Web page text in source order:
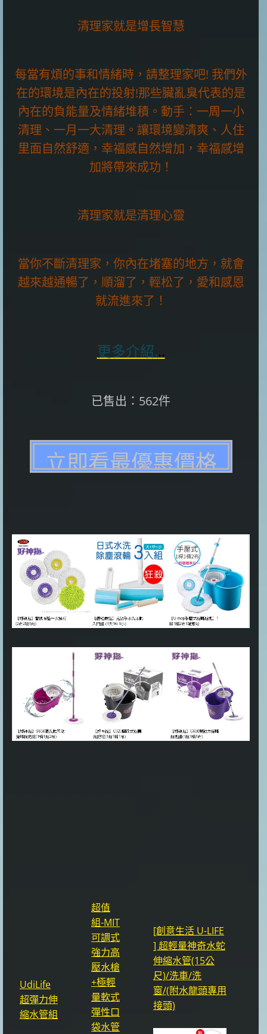
清理家就是增長智慧
每當有煩的事和情緒時，請整理家吧! 我們外
在的環境是內在的投射!那些臟亂臭代表的是
內在的負能量及情緒堆積。動手：一周一小
清理、一月一大清理。讓環境變清爽、人住
里面自然舒適，幸福感自然增加，幸福感增
加將帶來成功！
清理家就是清理心靈
當你不斷清理家，你內在堵塞的地方，就會
越來越通暢了，順溜了，輕松了，愛和感恩
就流進來了！
更多介紹...
已售出：562件
UdiLife
超彈力伸
縮水管組
超值
組-MIT
可調式
強力高
壓水槍
+極輕
量軟式
彈性口
袋水管
[創意生活 U-LIFE
] 超輕量神奇水蛇
伸縮水管(15公
尺)/洗車/洗
窗/(附水龍頭專用
接頭)